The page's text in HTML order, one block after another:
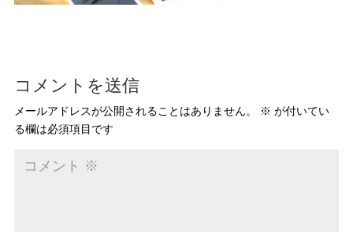
コメントを送信
メールアドレスが公開されることはありません。 ※ が付いてい
る欄は必須項目です